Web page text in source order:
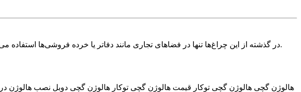
در گذشته از این چراغ‌ها تنها در فضاهای تجاری مانند دفاتر یا خرده فروشی‌ها استفاده می‌شد اما امروزه با توجه به انعطاف پذیری بالای چراغ‌های خطی، می‌توان در مکان‌های دیگری نیز از آنها استفاده کرد.
هالوژن گچی هالوژن گچی توکار قیمت هالوژن گچی توکار هالوژن گچی دوبل نصب